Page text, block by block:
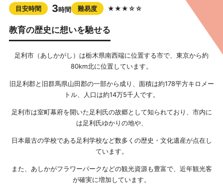
目安時間
3時間 難易度 ★★★☆☆
教育の歴史に想いを馳せる
足利市（あしかがし）は栃木県南西端に位置する市で、東京から約
80km北に位置しています。
旧足利郡と旧群馬県山田郡の一部から成り、面積は約178平方キロメー
トル、人口は約14万5千人です。
足利市は室町幕府を開いた足利氏の故郷として知られており、市内に
は足利氏ゆかりの地や、
日本最古の学校である足利学校など数多くの歴史・文化遺産が点在し
ています。
また、あしかがフラワーパークなどの観光資源も豊富で、近年観光客
が確実に増加しています。